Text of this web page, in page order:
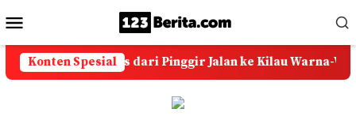
ke
kontenMobile
Konten Spesial
Kisah Sukses dari Pinggir Jalan ke Kilau Warna-Warni